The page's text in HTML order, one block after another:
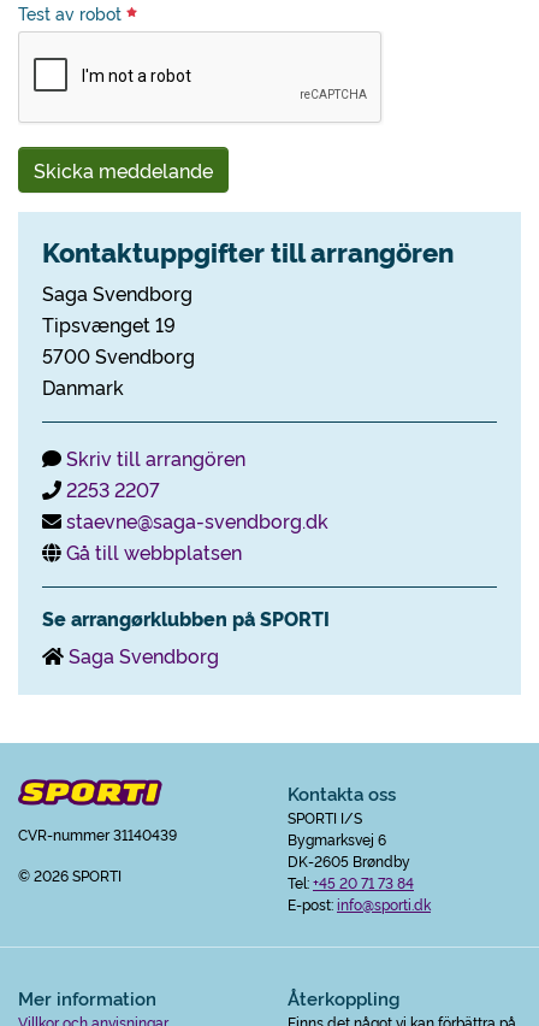
Test av robot
Skicka meddelande
Kontaktuppgifter till arrangören
Saga Svendborg
Tipsvænget 19
5700 Svendborg
Danmark
Skriv till arrangören
2253 2207
staevne@saga-svendborg.dk
Gå till webbplatsen
Se arrangørklubben på SPORTI
Saga Svendborg
CVR-nummer 31140439
© 2026 SPORTI
Kontakta oss
SPORTI I/S
Bygmarksvej 6
DK-2605 Brøndby
Tel:+45 20 71 73 84
E-post:info@sporti.dk
Mer information
Villkor och anvisningar
Återkoppling
Finns det något vi kan förbättra på